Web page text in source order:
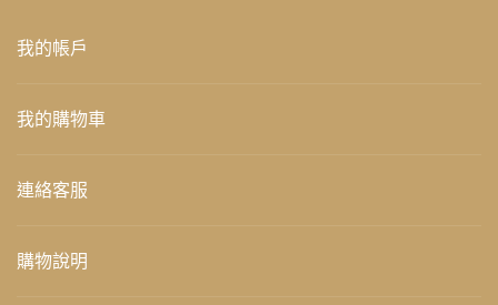
我的帳戶
我的購物車
連絡客服
購物說明